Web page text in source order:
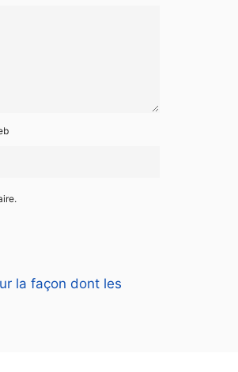
la façon dont les